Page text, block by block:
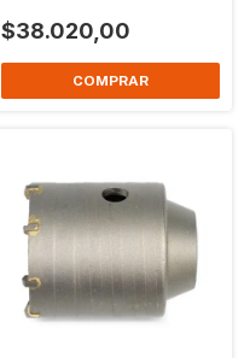
$38.020,00